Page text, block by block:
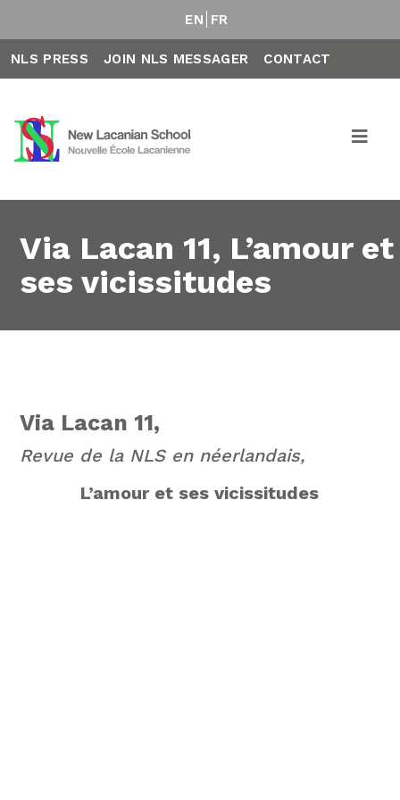
EN FR
NLS PRESS JOIN NLS MESSAGER CONTACT
Via Lacan 11, L’amour et
ses vicissitudes
Via Lacan 11,
Revue de la NLS en néerlandais,
L’amour et ses vicissitudes